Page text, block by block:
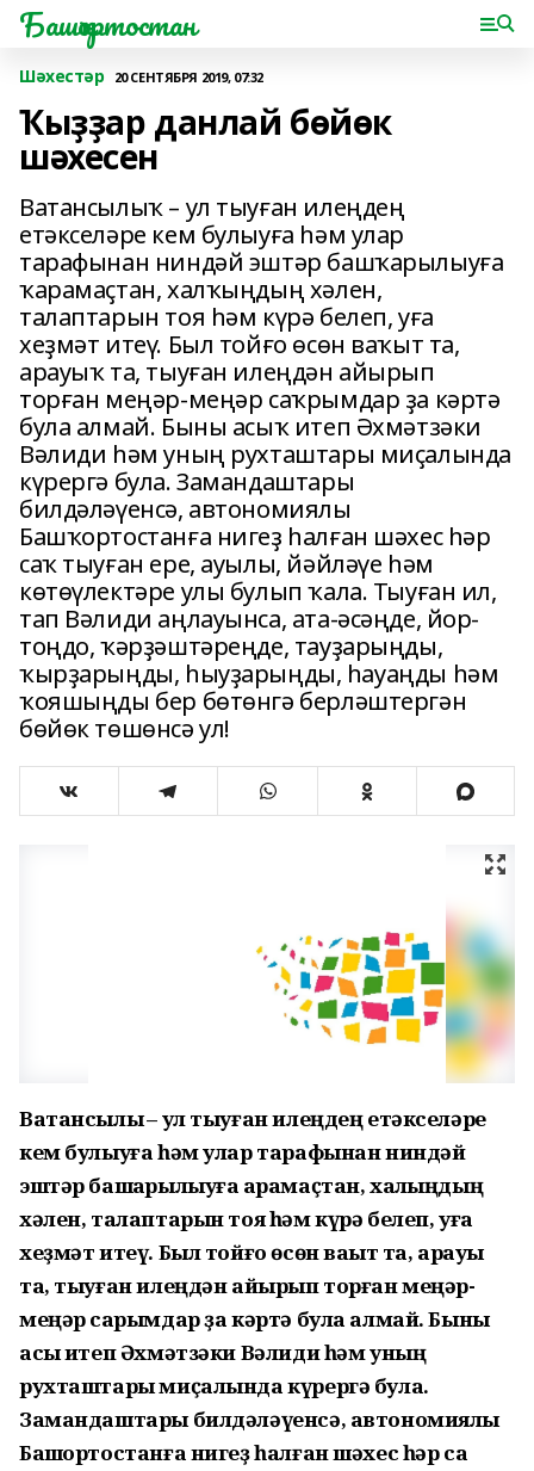
Башҡортостан
Шәхестәр 20 СЕНТЯБРЯ 2019, 07:32
Ҡыҙҙар данлай бөйөк
шәхесен
Ватансылыҡ – ул тыуған илеңдең
етәкселәре кем булыуға һәм улар
тарафынан ниндәй эштәр башҡарылыуға
ҡарамаҫтан, халҡыңдың хәлен,
талаптарын тоя һәм күрә белеп, уға
хеҙмәт итеү. Был тойғо өсөн ваҡыт та,
арауыҡ та, тыуған илеңдән айырып
торған меңәр-меңәр саҡрымдар ҙа кәртә
була алмай. Быны асыҡ итеп Әхмәтзәки
Вәлиди һәм уның рухташтары миҫалында
күрергә була. Замандаштары
билдәләүенсә, автономиялы
Башҡортостанға нигеҙ һалған шәхес һәр
саҡ тыуған ере, ауылы, йәйләүе һәм
көтөүлектәре улы булып ҡала. Тыуған ил,
тап Вәлиди аңлауынса, ата-әсәңде, йор­
тоңдо, ҡәрҙәштәреңде, тауҙа­рыңды,
ҡырҙарыңды, һыу­ҙа­рыңды, һауаңды һәм
ҡоя­шың­ды бер бөтөнгә бер­ләш­тергән
бөйөк төшөнсә ул!
Ватансылыҡ – ул тыуған илеңдең етәкселәре
кем булыуға һәм улар тарафынан ниндәй
эштәр башҡарылыуға ҡарамаҫтан, халҡыңдың
хәлен, талаптарын тоя һәм күрә белеп, уға
хеҙмәт итеү. Был тойғо өсөн ваҡыт та, арауыҡ
та, тыуған илеңдән айырып торған меңәр-
меңәр саҡрымдар ҙа кәртә була алмай. Быны
асыҡ итеп Әхмәтзәки Вәлиди һәм уның
рухташтары миҫалында күрергә була.
Замандаштары билдәләүенсә, автономиялы
Башҡортостанға нигеҙ һалған шәхес һәр саҡ